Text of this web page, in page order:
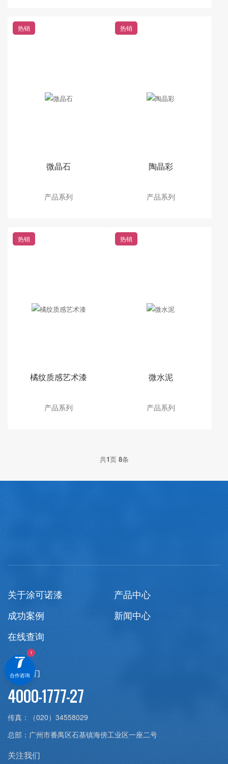
微晶石
产品系列
陶晶彩
产品系列
橘纹质感艺术漆
产品系列
微水泥
产品系列
共1页 8条
关于涂可诺漆
产品中心
成功案例
新闻中心
在线查询
联系我们
4000-1777-27
传真：
（020）34558029
总部： 广州市番禺区石基镇海傍工业区一座二号
关注我们
合作咨询